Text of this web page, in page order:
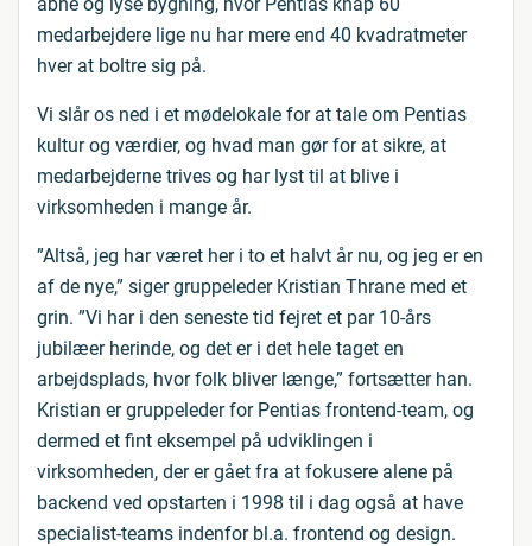
medarbejdere lige nu har mere end 40 kvadratmeter
hver at boltre sig på.
Vi slår os ned i et mødelokale for at tale om Pentias
kultur og værdier, og hvad man gør for at sikre, at
medarbejderne trives og har lyst til at blive i
virksomheden i mange år.
”Altså, jeg har været her i to et halvt år nu, og jeg er en
af de nye,” siger gruppeleder Kristian Thrane med et
grin. ”Vi har i den seneste tid fejret et par 10-års
jubilæer herinde, og det er i det hele taget en
arbejdsplads, hvor folk bliver længe,” fortsætter han.
Kristian er gruppeleder for Pentias frontend-team, og
dermed et fint eksempel på udviklingen i
virksomheden, der er gået fra at fokusere alene på
backend ved opstarten i 1998 til i dag også at have
specialist-teams indenfor bl.a. frontend og design.